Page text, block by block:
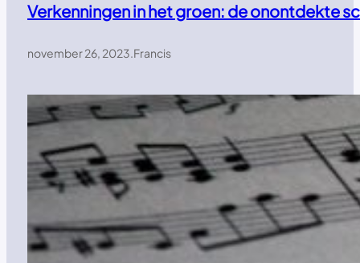
Verkenningen in het groen: de onontdekte
november 26, 2023.Francis